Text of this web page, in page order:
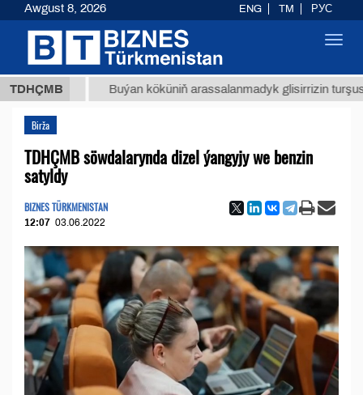
TDHÇMBBuýan köküniň arassalanmadyk glisirrizin turşusy (t.)
Birža
TDHÇMB söwdalarynda dizel ýangyjy we benzin
satyldy
BIZNES TÜRKMENISTAN
12:07 03.06.2022
Awgust 8, 2026 ENG TM РУС